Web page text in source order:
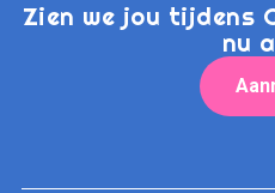
Zien we jou tijdens
nu